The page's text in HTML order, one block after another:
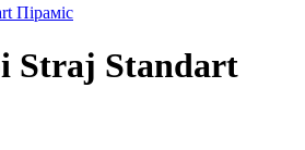
Піраміс
Straj Standart